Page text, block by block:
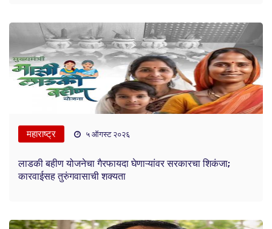
महाराष्ट्र ५ ऑगस्ट २०२६
लाडकी बहीण योजनेचा गैरफायदा घेणाऱ्यांवर सरकारचा शिकंजा;
कारवाईसह तुरुंगवासाची शक्यता